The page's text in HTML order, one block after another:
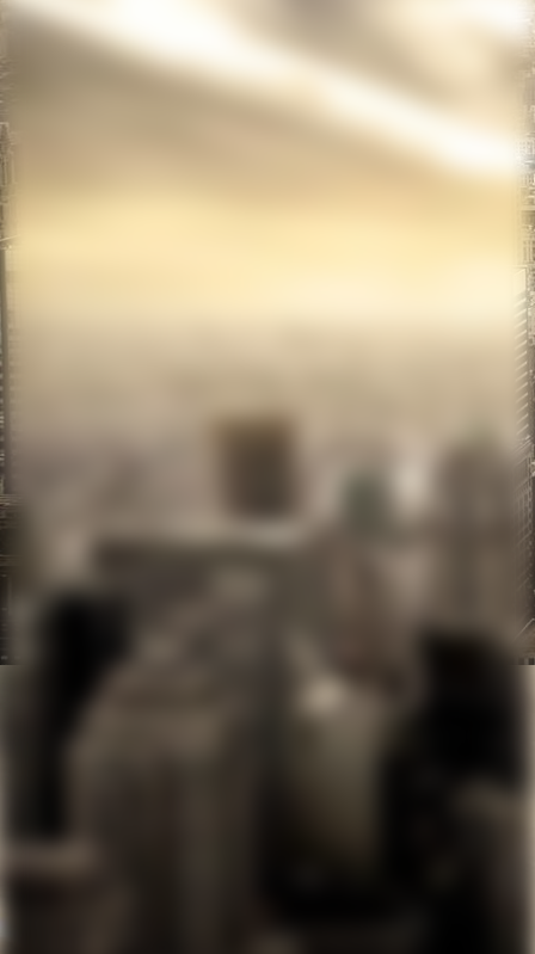
big_45760388_0_400-300